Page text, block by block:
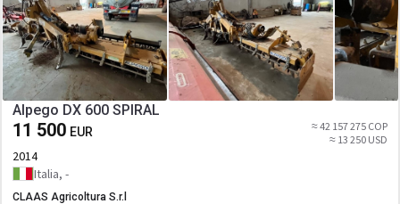
Alpego DX 600 SPIRAL
11 500 EUR
≈ 42 157 275 COP
≈ 13 250 USD
2014
Italia, -
CLAAS Agricoltura S.r.l